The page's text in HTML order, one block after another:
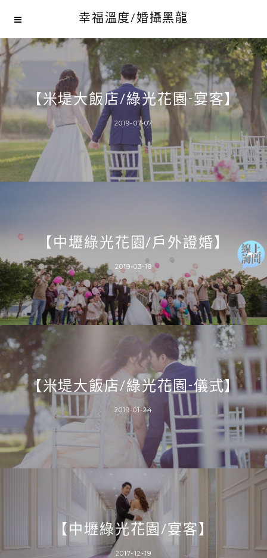
幸福溫度/婚攝黑龍
【米堤大飯店/綠光花園-宴客】
2019-07-07
【中壢綠光花園/戶外證婚】
2019-03-18
【米堤大飯店/綠光花園-儀式】
2019-01-24
【中壢綠光花園/宴客】
2017-12-19